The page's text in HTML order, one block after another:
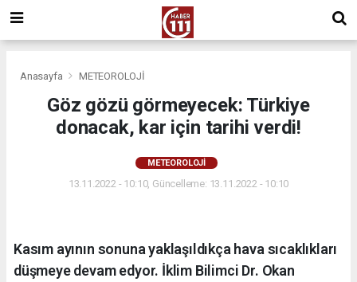
Anasayfa METEOROLOJİ
Göz gözü görmeyecek: Türkiye
donacak, kar için tarihi verdi!
METEOROLOJİ
13.11.2022 - 10:10, Güncelleme: 13.11.2022 - 10:10
Kasım ayının sonuna yaklaşıldıkça hava sıcaklıkları
düşmeye devam edyor. İklim Bilimci Dr. Okan